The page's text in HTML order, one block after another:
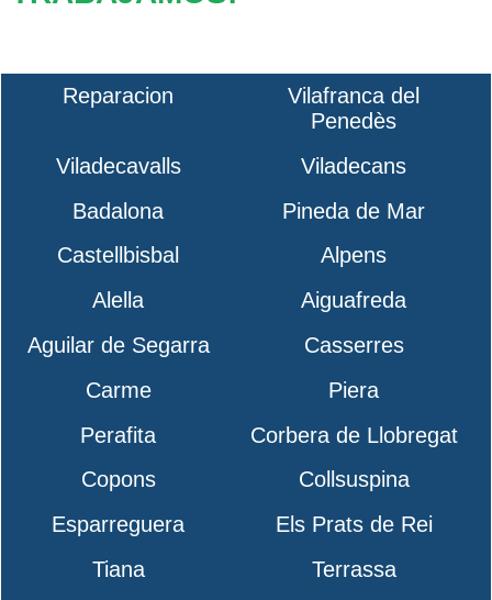
Reparacion
Vilafranca del
Penedès
Viladecavalls
Viladecans
Badalona
Pineda de Mar
Castellbisbal
Alpens
Alella
Aiguafreda
Aguilar de Segarra
Casserres
Carme
Piera
Perafita
Corbera de Llobregat
Copons
Collsuspina
Esparreguera
Els Prats de Rei
Tiana
Terrassa